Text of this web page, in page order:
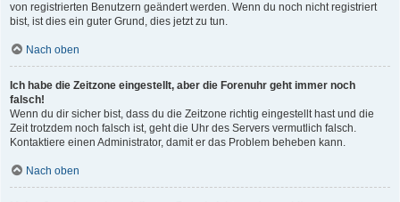
von registrierten Benutzern geändert werden. Wenn du noch nicht registriert
bist, ist dies ein guter Grund, dies jetzt zu tun.
Nach oben
Ich habe die Zeitzone eingestellt, aber die Forenuhr geht immer noch
falsch!
Wenn du dir sicher bist, dass du die Zeitzone richtig eingestellt hast und die
Zeit trotzdem noch falsch ist, geht die Uhr des Servers vermutlich falsch.
Kontaktiere einen Administrator, damit er das Problem beheben kann.
Nach oben